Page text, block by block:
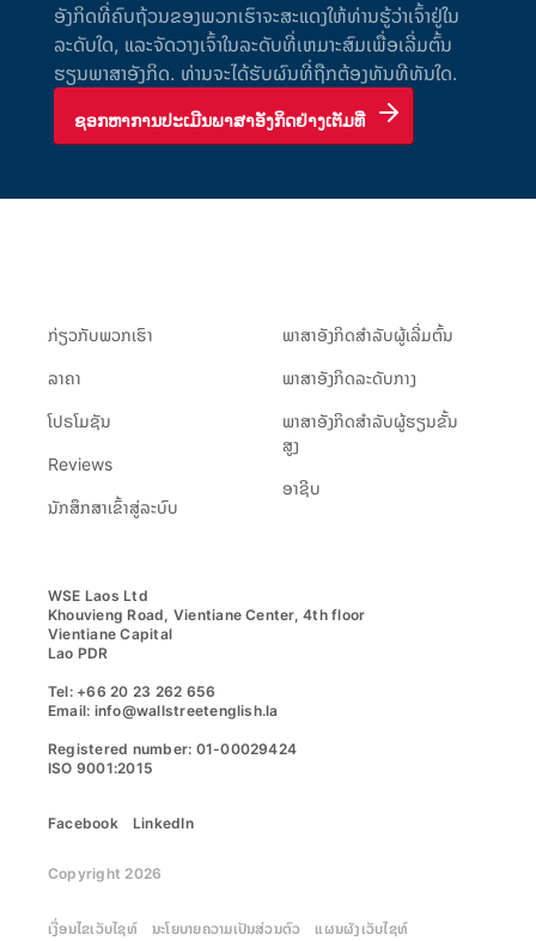
ອັງກິດທີ່ຄົບຖ້ວນຂອງພວກເຮົາຈະສະແດງໃຫ້ທ່ານຮູ້ວ່າເຈົ້າຢູ່ໃນ
ລະດັບໃດ, ແລະຈັດວາງເຈົ້າໃນລະດັບທີ່ເຫມາະສົມເພື່ອເລີ່ມຕົ້ນ
ຮຽນພາສາອັງກິດ. ທ່ານຈະໄດ້ຮັບຜົນທີ່ຖືກຕ້ອງທັນທີທັນໃດ.
ຊອກຫາການປະເມີນພາສາອັງກິດຢ່າງເຕັມທີ່
ກ່ຽວ​ກັບ​ພວກ​ເຮົາ
ລາຄາ
ໂປຣໂມຊັນ
Reviews
ນັກສຶກສາເຂົ້າສູ່ລະບົບ
ພາສາອັງກິດສຳລັບຜູ້ເລີ່ມຕົ້ນ
ພາສາອັງກິດລະດັບກາງ
ພາສາອັງກິດສຳລັບຜູ້ຮຽນຂັ້ນ
ສູງ
ອາຊີບ
WSE Laos Ltd
Khouvieng Road, Vientiane Center, 4th floor
Vientiane Capital
Lao PDR
Tel: +66 20 23 262 656
Email: info@wallstreetenglish.la
Registered number: 01-00029424
ISO 9001:2015
Facebook LinkedIn
Copyright 2026
ເງື່ອນໄຂເວັບໄຊທ໌ ນະໂຍບາຍຄວາມເປັນສ່ວນຕົວ ແຜນຜັງເວັບໄຊທ໌